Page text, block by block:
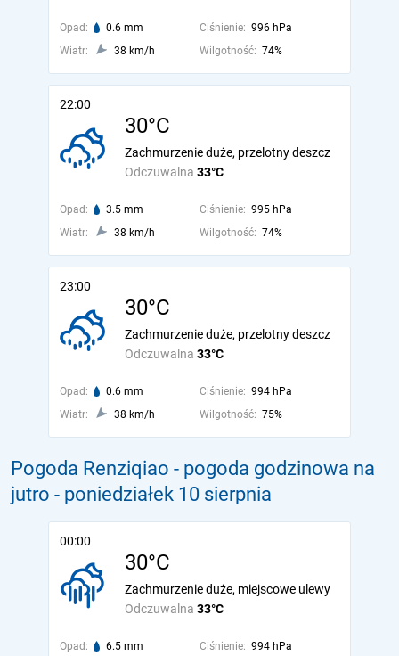
Opad: 0.6 mm Ciśnienie: 996 hPa
Wiatr:
38 km/h Wilgotność: 74%
22:00
30°C
Odczuwalna 33°C
Zachmurzenie duże, przelotny deszcz
Opad: 3.5 mm Ciśnienie: 995 hPa
Wiatr:
38 km/h Wilgotność: 74%
23:00
30°C
Odczuwalna 33°C
Zachmurzenie duże, przelotny deszcz
Opad: 0.6 mm Ciśnienie: 994 hPa
Wiatr:
38 km/h Wilgotność: 75%
Pogoda Renziqiao - pogoda godzinowa na
jutro - poniedziałek 10 sierpnia
00:00
30°C
Odczuwalna 33°C
Zachmurzenie duże, miejscowe ulewy
Opad: 6.5 mm Ciśnienie: 994 hPa